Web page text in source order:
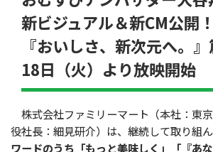
新ビジュアル＆新CM公開！
『おいしさ、新次元へ。
18日（火）より放映開始
株式会社ファミリーマート（本社：東
役社長：細見研介）は、継続して取り組
ワードのうち「もっと美味しく」「『あ